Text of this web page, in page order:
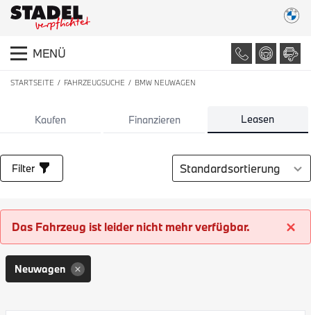
MENÜ
STARTSEITE FAHRZEUGSUCHE BMW NEUWAGEN
Kaufen Finanzieren Leasen
Filter Sortierung auswählen
Das Fahrzeug ist leider nicht mehr verfügbar.
Neuwagen